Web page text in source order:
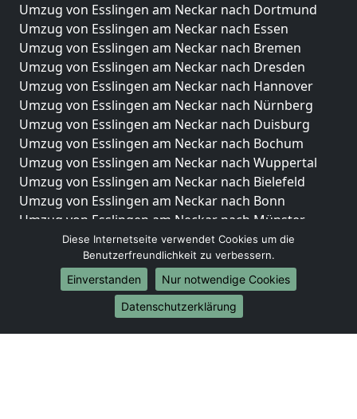
Umzug von Esslingen am Neckar nach Dortmund
Umzug von Esslingen am Neckar nach Essen
Umzug von Esslingen am Neckar nach Bremen
Umzug von Esslingen am Neckar nach Dresden
Umzug von Esslingen am Neckar nach Hannover
Umzug von Esslingen am Neckar nach Nürnberg
Umzug von Esslingen am Neckar nach Duisburg
Umzug von Esslingen am Neckar nach Bochum
Umzug von Esslingen am Neckar nach Wuppertal
Umzug von Esslingen am Neckar nach Bielefeld
Umzug von Esslingen am Neckar nach Bonn
Umzug von Esslingen am Neckar nach Münster
Internationale-Umzüge
Umzug von Esslingen am Neckar nach Brasilien
Umzug von Esslingen am Neckar nach Brunei
Umzug von Esslingen am Neckar nach Burkina Faso
Diese Internetseite verwendet Cookies um die
Benutzerfreundlichkeit zu verbessern.
Einverstanden
Nur notwendige Cookies
Datenschutzerklärung